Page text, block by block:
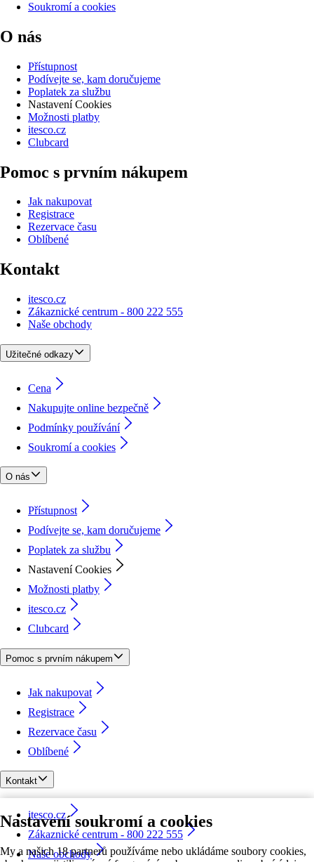
Nastavení soukromí a cookies
My a našich 18 partnerů používáme nebo ukládáme soubory cookies,
Soukromí a cookies
O nás
Přístupnost
Podívejte se, kam doručujeme
Poplatek za službu
Nastavení Cookies
Možnosti platby
itesco.cz
Clubcard
Pomoc s prvním nákupem
Jak nakupovat
Registrace
Rezervace času
Oblíbené
Kontakt
itesco.cz
Zákaznické centrum - 800 222 555
Naše obchody
Užitečné odkazy
Cena
Nakupujte online bezpečně
Podmínky používání
Soukromí a cookies
O nás
Přístupnost
Podívejte se, kam doručujeme
Poplatek za službu
Nastavení Cookies
Možnosti platby
itesco.cz
Clubcard
Pomoc s prvním nákupem
Jak nakupovat
Registrace
Rezervace času
Oblíbené
Kontakt
itesco.cz
Zákaznické centrum - 800 222 555
Naše obchody